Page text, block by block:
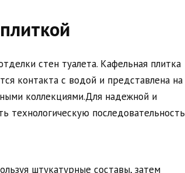
стен туалета. Кафельная плитка
контакта с водой и представлена на
коллекциями.Для надежной и
технологическую последовательность
штукатурные составы, затем